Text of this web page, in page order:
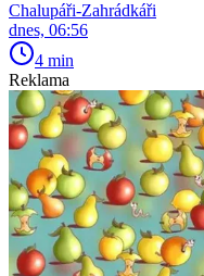
Chalupáři-Zahrádkáři
dnes, 06:56
4 min
Reklama